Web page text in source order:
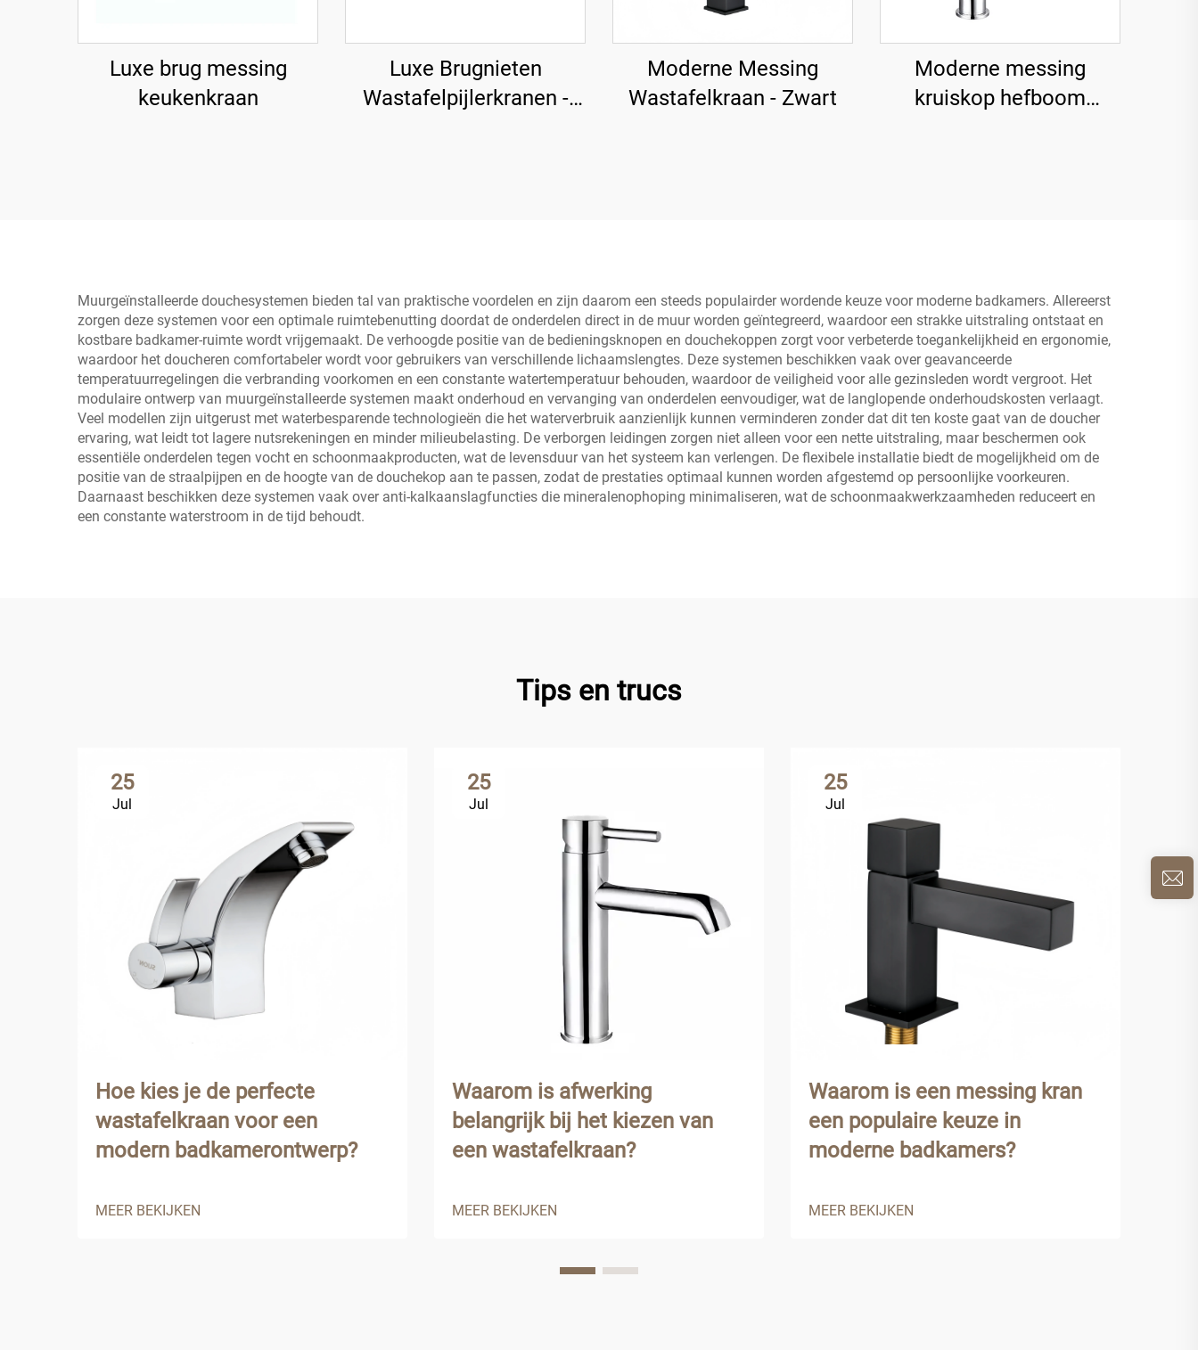
Luxe brug messing
keukenkraan
Luxe Brugnieten
Wastafelpijlerkranen -
Moderne Messing
Wastafelkraan - Zwart
Moderne messing
kruiskop hefboom
Muurgeïnstalleerde douchesystemen bieden tal van praktische voordelen en zijn daarom een steeds populairder wordende keuze voor moderne badkamers. Allereerst
zorgen deze systemen voor een optimale ruimtebenutting doordat de onderdelen direct in de muur worden geïntegreerd, waardoor een strakke uitstraling ontstaat en
kostbare badkamer-ruimte wordt vrijgemaakt. De verhoogde positie van de bedieningsknopen en douchekoppen zorgt voor verbeterde toegankelijkheid en ergonomie,
waardoor het doucheren comfortabeler wordt voor gebruikers van verschillende lichaamslengtes. Deze systemen beschikken vaak over geavanceerde
temperatuurregelingen die verbranding voorkomen en een constante watertemperatuur behouden, waardoor de veiligheid voor alle gezinsleden wordt vergroot. Het
modulaire ontwerp van muurgeïnstalleerde systemen maakt onderhoud en vervanging van onderdelen eenvoudiger, wat de langlopende onderhoudskosten verlaagt.
Veel modellen zijn uitgerust met waterbesparende technologieën die het waterverbruik aanzienlijk kunnen verminderen zonder dat dit ten koste gaat van de doucher
ervaring, wat leidt tot lagere nutsrekeningen en minder milieubelasting. De verborgen leidingen zorgen niet alleen voor een nette uitstraling, maar beschermen ook
essentiële onderdelen tegen vocht en schoonmaakproducten, wat de levensduur van het systeem kan verlengen. De flexibele installatie biedt de mogelijkheid om de
positie van de straalpijpen en de hoogte van de douchekop aan te passen, zodat de prestaties optimaal kunnen worden afgestemd op persoonlijke voorkeuren.
Daarnaast beschikken deze systemen vaak over anti-kalkaanslagfuncties die mineralenophoping minimaliseren, wat de schoonmaakwerkzaamheden reduceert en
een constante waterstroom in de tijd behoudt.
Tips en trucs
25
Jul
Hoe kies je de perfecte
wastafelkraan voor een
modern badkamerontwerp?
MEER BEKIJKEN
25
Jul
Waarom is afwerking
belangrijk bij het kiezen van
een wastafelkraan?
MEER BEKIJKEN
25
Jul
Waarom is een messing kran
een populaire keuze in
moderne badkamers?
MEER BEKIJKEN